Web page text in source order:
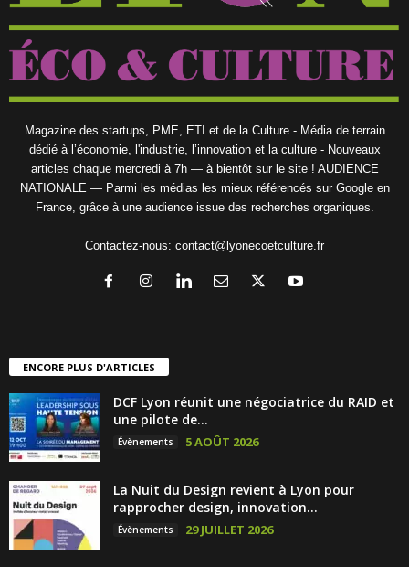
Magazine des startups, PME, ETI et de la Culture - Média de terrain
dédié à l’économie, l'industrie, l’innovation et la culture - Nouveaux
articles chaque mercredi à 7h — à bientôt sur le site ! AUDIENCE
NATIONALE — Parmi les médias les mieux référencés sur Google en
France, grâce à une audience issue des recherches organiques.
Contactez-nous: contact@lyonecoetculture.fr
ENCORE PLUS D'ARTICLES
DCF Lyon réunit une négociatrice du RAID et
une pilote de...
Évènements 5 AOÛT 2026
La Nuit du Design revient à Lyon pour
rapprocher design, innovation...
Évènements 29 JUILLET 2026